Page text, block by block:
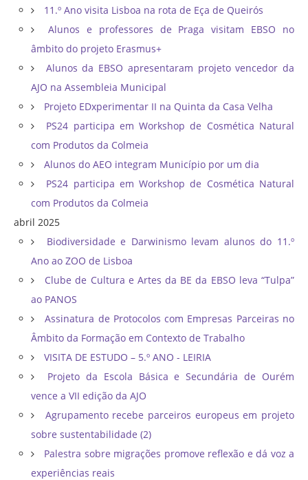
11.º Ano visita Lisboa na rota de Eça de Queirós
Alunos e professores de Praga visitam EBSO no
âmbito do projeto Erasmus+
Alunos da EBSO apresentaram projeto vencedor da
AJO na Assembleia Municipal
Projeto EDxperimentar II na Quinta da Casa Velha
PS24 participa em Workshop de Cosmética Natural
com Produtos da Colmeia
Alunos do AEO integram Município por um dia
PS24 participa em Workshop de Cosmética Natural
com Produtos da Colmeia
abril 2025
Biodiversidade e Darwinismo levam alunos do 11.º
Ano ao ZOO de Lisboa
Clube de Cultura e Artes da BE da EBSO leva “Tulpa”
ao PANOS
Assinatura de Protocolos com Empresas Parceiras no
Âmbito da Formação em Contexto de Trabalho
VISITA DE ESTUDO – 5.º ANO - LEIRIA
Projeto da Escola Básica e Secundária de Ourém
vence a VII edição da AJO
Agrupamento recebe parceiros europeus em projeto
sobre sustentabilidade (2)
Palestra sobre migrações promove reflexão e dá voz a
experiências reais